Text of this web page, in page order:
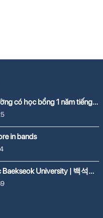
có học bổng 1 năm tiếng
in bands
University | 백석대